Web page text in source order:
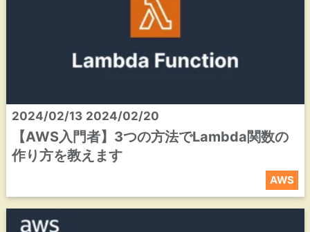
2024/02/13 2024/02/20
【AWS入門者】3つの方法でLambda関数の
作り方を教えます
AWS